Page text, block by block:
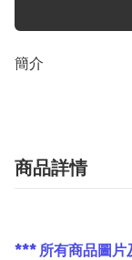
簡介
商品詳情
*** 所有商品圖片